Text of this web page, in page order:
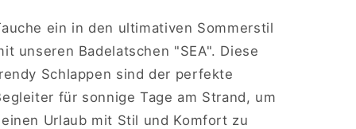
ein in den ultimativen Sommerstil
unseren Badelatschen "SEA". Diese
Schlappen sind der perfekte
für sonnige Tage am Strand, um
Urlaub mit Stil und Komfort zu